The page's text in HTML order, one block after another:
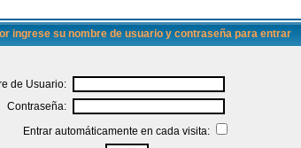
ingrese su nombre de usuario y contraseña para entrar
de Usuario:
Contraseña:
Entrar automáticamente en cada visita: